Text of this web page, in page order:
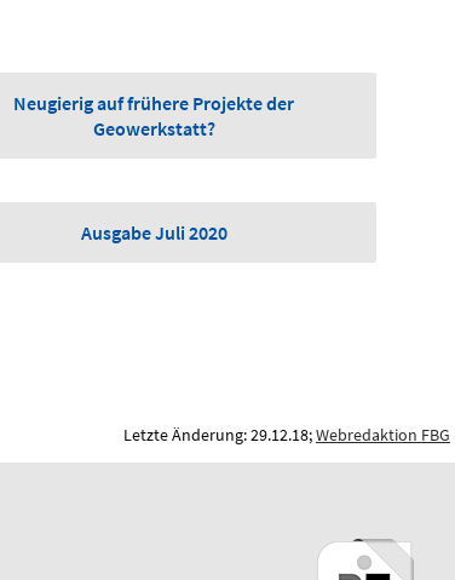
Neugierig auf frühere Projekte der
Geowerkstatt?
Ausgabe Juli 2020
Letzte Änderung: 29.12.18;Webredaktion FBG